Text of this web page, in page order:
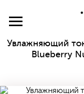
Увлажняющий
Blueberry